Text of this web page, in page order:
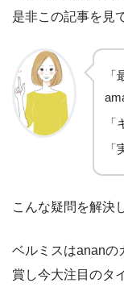
是非この記事を見
こんな疑問を解決
ベルミスはananの
賞し今大注目のタ